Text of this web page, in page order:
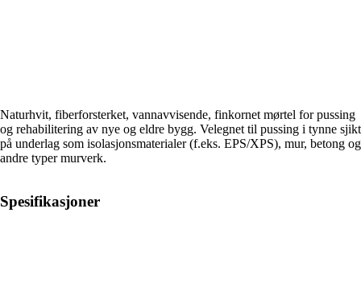
Naturhvit, fiberforsterket, vannavvisende, finkornet mørtel for pussing
og rehabilitering av nye og eldre bygg. Velegnet til pussing i tynne sjikt
på underlag som isolasjonsmaterialer (f.eks. EPS/XPS), mur, betong og
andre typer murverk.
Spesifikasjoner